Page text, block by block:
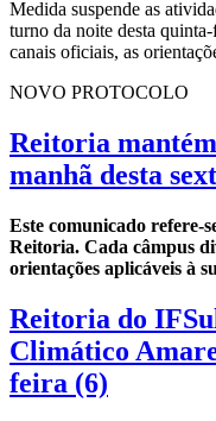
Medida suspende as
turno da noite desta
canais oficiais, as
NOVO PROTOCOLO
Reitoria
manhã desta
Este comunicado refere-
Reitoria. Cada câmpus
orientações aplicáveis à
Reitoria do
Climático
feira (6)